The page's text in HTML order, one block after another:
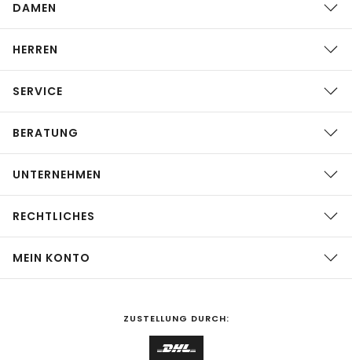
DAMEN
HERREN
SERVICE
BERATUNG
UNTERNEHMEN
RECHTLICHES
MEIN KONTO
ZUSTELLUNG DURCH: